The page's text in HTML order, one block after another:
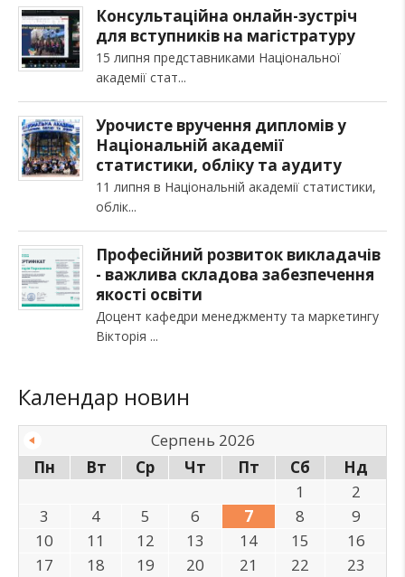
Консультаційна онлайн-зустріч
для вступників на магістратуру
15 липня представниками Національної
академії стат
Урочисте вручення дипломів у
Національній академії
статистики, обліку та аудиту
11 липня в Національній академії статистики,
облік
Професійний розвиток викладачів
- важлива складова забезпечення
якості освіти
Доцент кафедри менеджменту та маркетингу
Вікторія
Календар новин
Серпень 2026
Пн
Вт Ср Чт Пт Сб
Нд
1
2
3
4 5 6 7 8
9
10
11 12 13 14 15
16
17
18 19 20 21 22
23